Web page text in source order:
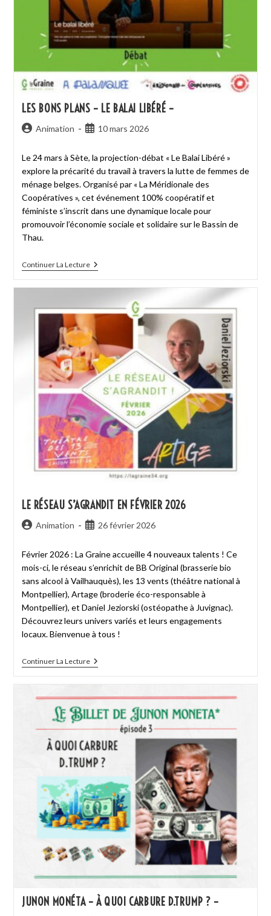
LES BONS PLANS – LE BALAI LIBÉRÉ –
Animation 10 mars 2026
Le 24 mars à Sète, la projection-débat « Le Balai Libéré »
explore la précarité du travail à travers la lutte de femmes de
ménage belges. Organisé par « La Méridionale des
Coopératives », cet événement 100% coopératif et
féministe s’inscrit dans une dynamique locale pour
promouvoir l’économie sociale et solidaire sur le Bassin de
Thau.
Continuer La Lecture
LE RÉSEAU S’AGRANDIT EN FÉVRIER 2026
Animation 26 février 2026
Février 2026 : La Graine accueille 4 nouveaux talents ! Ce
mois-ci, le réseau s’enrichit de BB Original (brasserie bio
sans alcool à Vailhauquès), les 13 vents (théâtre national à
Montpellier), Artage (broderie éco-responsable à
Montpellier), et Daniel Jeziorski (ostéopathe à Juvignac).
Découvrez leurs univers variés et leurs engagements
locaux. Bienvenue à tous !
Continuer La Lecture
JUNON MONÉTA – À QUOI CARBURE D.TRUMP ? –